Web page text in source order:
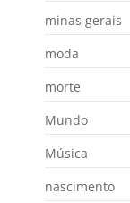
minas gerais
moda
morte
Mundo
Música
nascimento